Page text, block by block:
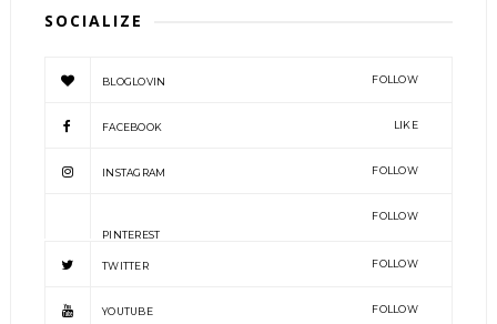
SOCIALIZE
BLOGLOVIN FOLLOW
FACEBOOK LIKE
INSTAGRAM FOLLOW
PINTEREST
FOLLOW
TWITTER FOLLOW
YOUTUBE FOLLOW